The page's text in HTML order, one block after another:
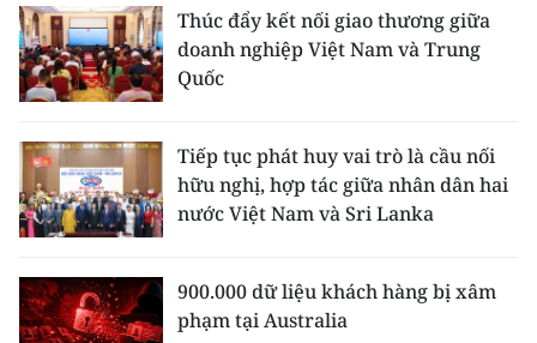
Thúc đẩy kết nối giao thương giữa
doanh nghiệp Việt Nam và Trung
Quốc
Tiếp tục phát huy vai trò là cầu nối
hữu nghị, hợp tác giữa nhân dân hai
nước Việt Nam và Sri Lanka
900.000 dữ liệu khách hàng bị xâm
phạm tại Australia